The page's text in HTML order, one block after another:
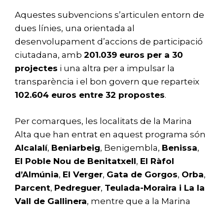
Aquestes subvencions s’articulen entorn de
dues línies, una orientada al
desenvolupament d’accions de participació
ciutadana, amb 201.039 euros per a 30
projectes i una altra per a impulsar la
transparència i el bon govern que reparteix
102.604 euros entre 32 propostes.
Per comarques, les localitats de la Marina
Alta que han entrat en aquest programa són
Alcalalí, Beniarbeig, Benigembla, Benissa,
El Poble Nou de Benitatxell, El Ràfol
d’Almúnia, El Verger, Gata de Gorgos, Orba,
Parcent, Pedreguer, Teulada-Moraira i La la
Vall de Gallinera, mentre que a la Marina